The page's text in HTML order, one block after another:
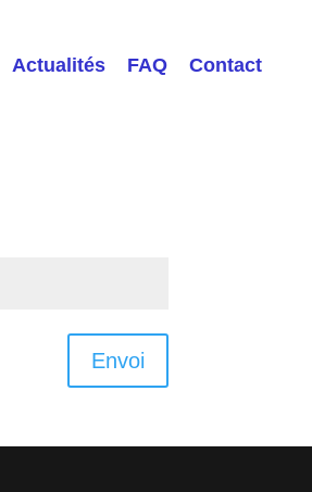
Actualités FAQ Contact
Envoi